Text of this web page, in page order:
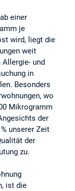
einer
je
wird, liegt die
weit
Allergie- und
in
Besonders
wo
Mikrogramm
der
unserer Zeit
der
zu.
ist die